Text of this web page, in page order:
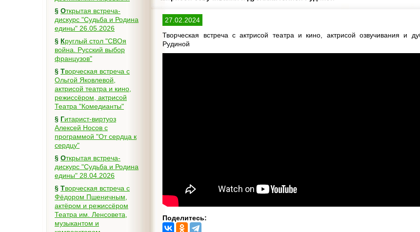
§ Открытая встреча-
дискурс "Судьба и Родина
едины" 26.05.2026
§ Круглый стол "СВОя
война. Русский выбор
французов"
§ Творческая встреча с
Ольгой Яковлевой,
актрисой театра и кино,
режиссёром, актрисой
Театра "Комедианты"
§ Гитарист-виртуоз
Алексей Носов с
программой "От сердца к
сердцу"
§ Открытая встреча-
дискурс "Судьба и Родина
едины" 28.04.2026
§ Творческая встреча с
Фёдором Пшеничным,
актёром и режиссёром
Театра им. Ленсовета,
музыкантом и
27.02.2024
Творческая встреча с актрисой театра и кино, актрисой озвучивания и
Рудиной
Поделитесь: